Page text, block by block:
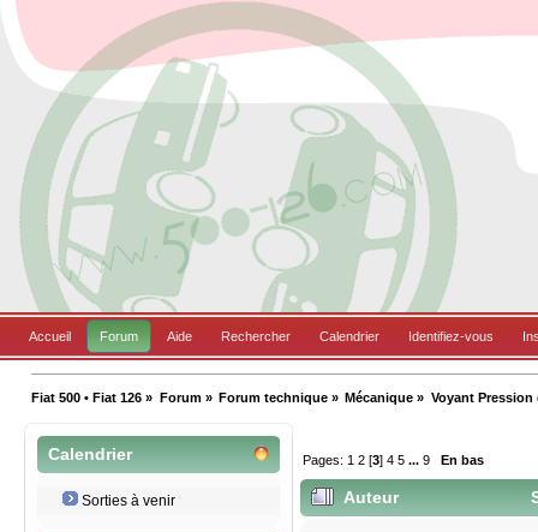
Accueil Forum Aide Rechercher Calendrier Identifiez-vous
Fiat 500 • Fiat 126 » Forum» Forum technique» Mécanique » Voyant Pression
Calendrier
Sorties à venir
Pages: 1 2 [3]4 5 ...9 En bas
Auteur